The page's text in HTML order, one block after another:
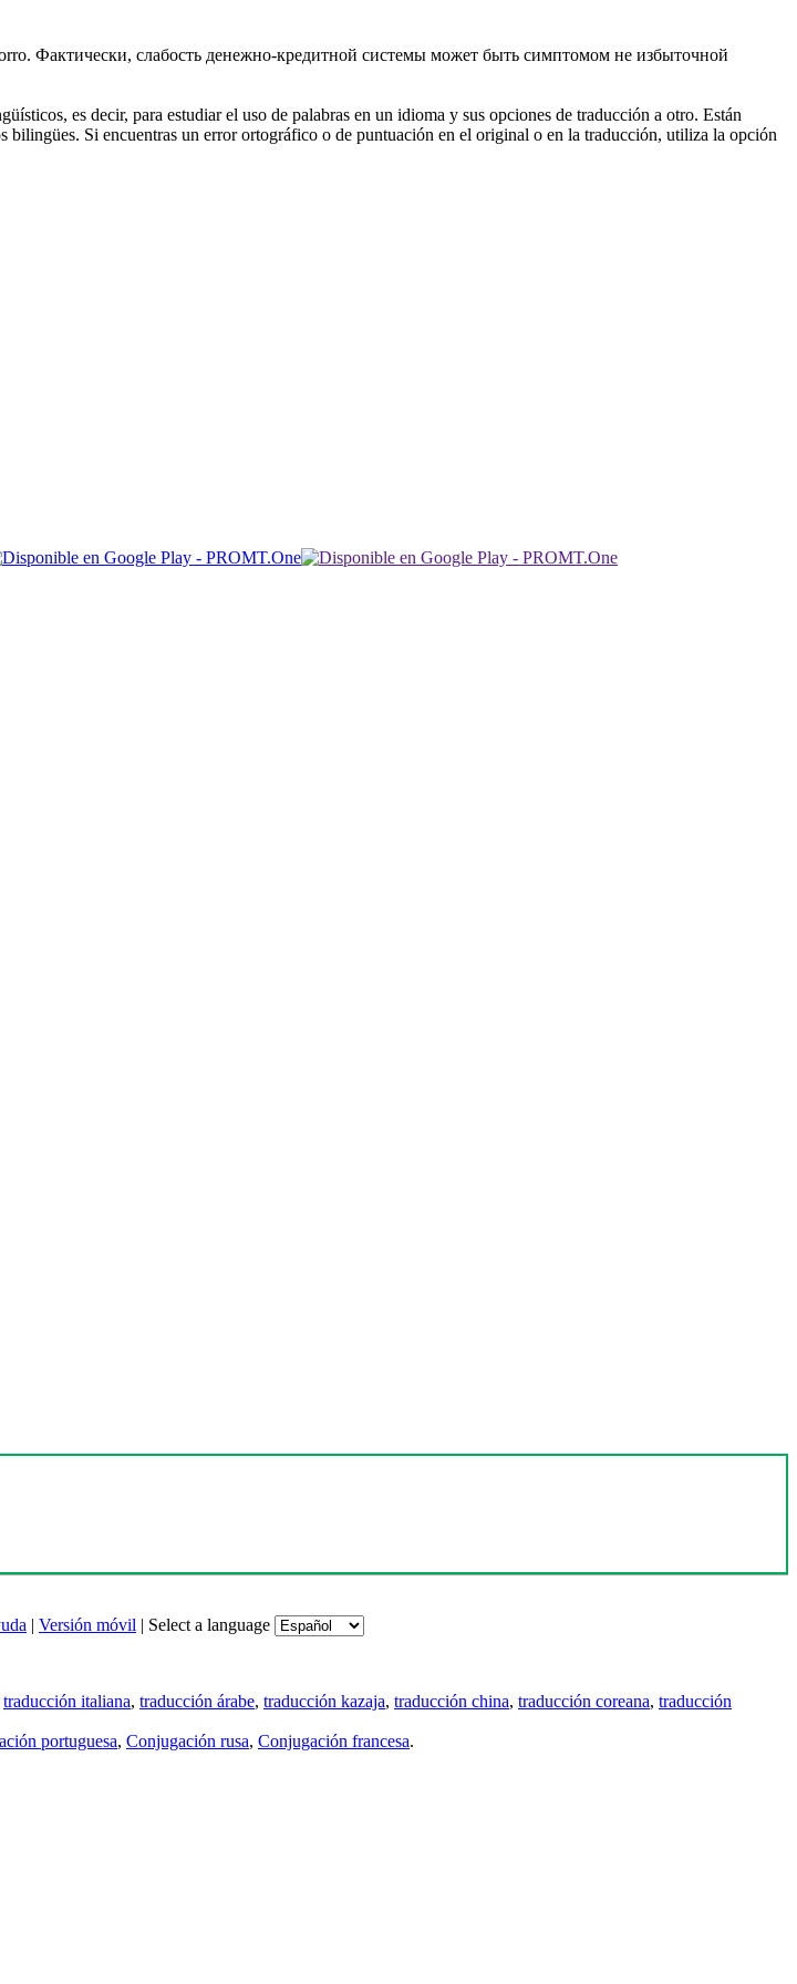
Фактически, слабость денежно-кредитной системы может быть симптомом не избыточной
es decir, para estudiar el uso de palabras en un idioma y sus opciones de traducción a otro. Están
bilingües. Si encuentras un error ortográfico o de puntuación en el original o en la traducción, utiliza la opción
| Versión móvil | Select a language
traducción italiana, traducción árabe, traducción kazaja, traducción china, traducción coreana, traducción
portuguesa, Conjugación rusa, Conjugación francesa.